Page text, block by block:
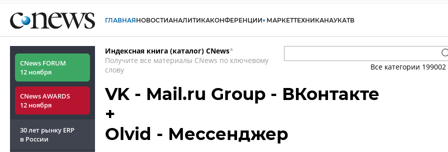
ГЛАВНАЯНОВОСТИАНАЛИТИКАКОНФЕРЕНЦИИ МАРКЕТТЕХНИКАНАУКАТВ
CNews FORUM
12 ноября
CNews AWARDS
12 ноября
30 лет рынку ERP
в России
Индексная книга (каталог) CNews*
Получите все материалы CNews по ключевому
слову
Все категории 199002
VK - Mail.ru Group - ВКонтакте
+
Olvid - Мессенджер